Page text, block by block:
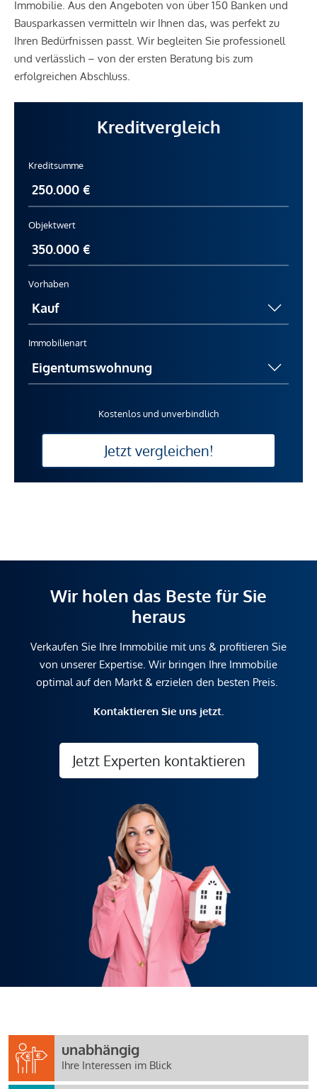
Immobilie. Aus den Angeboten von über 150 Banken und
Bausparkassen vermitteln wir Ihnen das, was perfekt zu
Ihren Bedürfnissen passt. Wir begleiten Sie professionell
und verlässlich – von der ersten Beratung bis zum
erfolgreichen Abschluss.
Kreditvergleich
Kreditsumme
Objektwert
Vorhaben
Immobilienart
Kostenlos und unverbindlich
Jetzt vergleichen!
Wir holen das Beste für Sie
heraus
Verkaufen Sie Ihre Immobilie mit uns & profitieren Sie
von unserer Expertise. Wir bringen Ihre Immobilie
optimal auf den Markt & erzielen den besten Preis.
Kontaktieren Sie uns jetzt.
Jetzt Experten kontaktieren
unabhängig
Ihre Interessen im Blick